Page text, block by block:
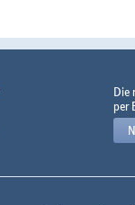
Die
per